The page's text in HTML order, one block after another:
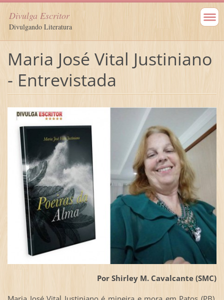
Divulga Escritor
Divulgando Literatura
Maria José Vital Justiniano
- Entrevistada
Por Shirley M. Cavalcante (SMC)